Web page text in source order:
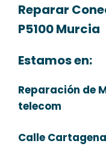
Reparar
P5100 Murcia
Estamos en:
Reparación de
telecom
Calle